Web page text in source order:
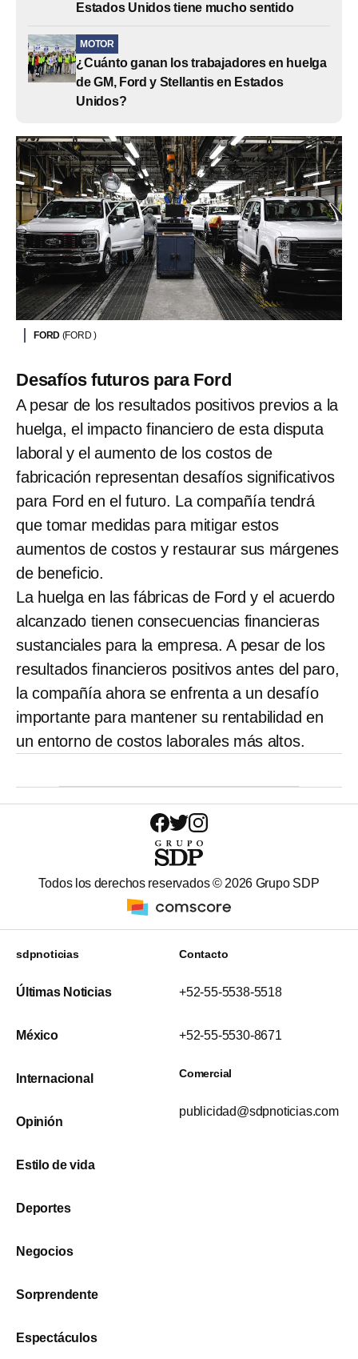
Estados Unidos tiene mucho sentido
MOTOR
¿Cuánto ganan los trabajadores en huelga
de GM, Ford y Stellantis en Estados
Unidos?
FORD (FORD )
Desafíos futuros para Ford
A pesar de los resultados positivos previos a la
huelga, el impacto financiero de esta disputa
laboral y el aumento de los costos de
fabricación representan desafíos significativos
para Ford en el futuro. La compañía tendrá
que tomar medidas para mitigar estos
aumentos de costos y restaurar sus márgenes
de beneficio.
La huelga en las fábricas de Ford y el acuerdo
alcanzado tienen consecuencias financieras
sustanciales para la empresa. A pesar de los
resultados financieros positivos antes del paro,
la compañía ahora se enfrenta a un desafío
importante para mantener su rentabilidad en
un entorno de costos laborales más altos.
Todos los derechos reservados © 2026 Grupo SDP
sdpnoticias
Últimas Noticias
México
Internacional
Opinión
Estilo de vida
Deportes
Negocios
Sorprendente
Espectáculos
Contacto
+52-55-5538-5518
+52-55-5530-8671
Comercial
publicidad@sdpnoticias.com